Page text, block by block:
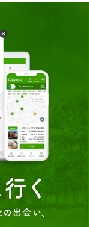
く
出会い、